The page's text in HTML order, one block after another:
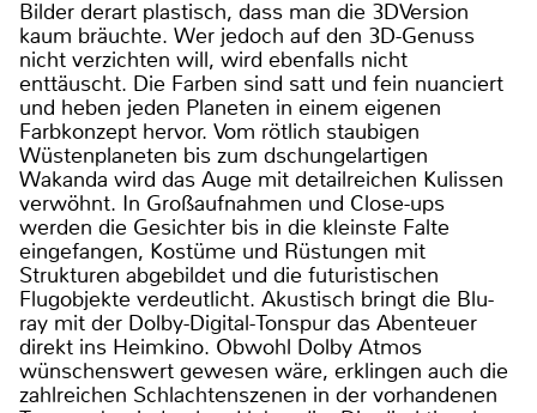
Bilder derart plastisch, dass man die 3DVersion
kaum bräuchte. Wer jedoch auf den 3D-Genuss
nicht verzichten will, wird ebenfalls nicht
enttäuscht. Die Farben sind satt und fein nuanciert
und heben jeden Planeten in einem eigenen
Farbkonzept hervor. Vom rötlich staubigen
Wüstenplaneten bis zum dschungelartigen
Wakanda wird das Auge mit detailreichen Kulissen
verwöhnt. In Großaufnahmen und Close-ups
werden die Gesichter bis in die kleinste Falte
eingefangen, Kostüme und Rüstungen mit
Strukturen abgebildet und die futuristischen
Flugobjekte verdeutlicht. Akustisch bringt die Blu-
ray mit der Dolby-Digital-Tonspur das Abenteuer
direkt ins Heimkino. Obwohl Dolby Atmos
wünschenswert gewesen wäre, erklingen auch die
zahlreichen Schlachtenszenen in der vorhandenen